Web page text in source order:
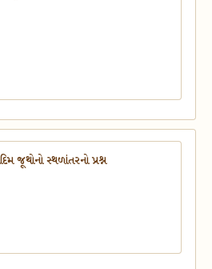
જૂથોનો સ્થળાંતરનો પ્રશ્ન